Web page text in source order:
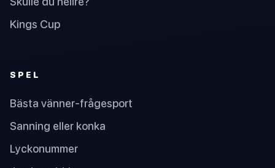
Kings Cup
SPEL
Bästa vänner-frågesport
Sanning eller konka
Lyckonummer